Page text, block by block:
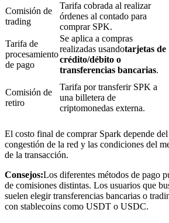
Préstamos
Servicio de préstamos respaldado por
Inversión automática
Obtenga ganancias a largo plazo e
Comisión de
trading
Tarifa cobrada al realizar
órdenes al contado para
comprar SPK.
Tarifa de
procesamiento
de pago
Se aplica a compras
realizadas usandotarjetas de
crédito/débito o
transferencias bancarias.
Comisión de
retiro
Tarifa por transferir SPK a
una billetera de
criptomonedas externa.
El costo final de comprar Spark depende
congestión de la red y las condiciones del
de la transacción.
Consejos:Los diferentes métodos de pago
de comisiones distintas. Los usuarios que
suelen elegir transferencias bancarias o
con stablecoins como USDT o USDC.